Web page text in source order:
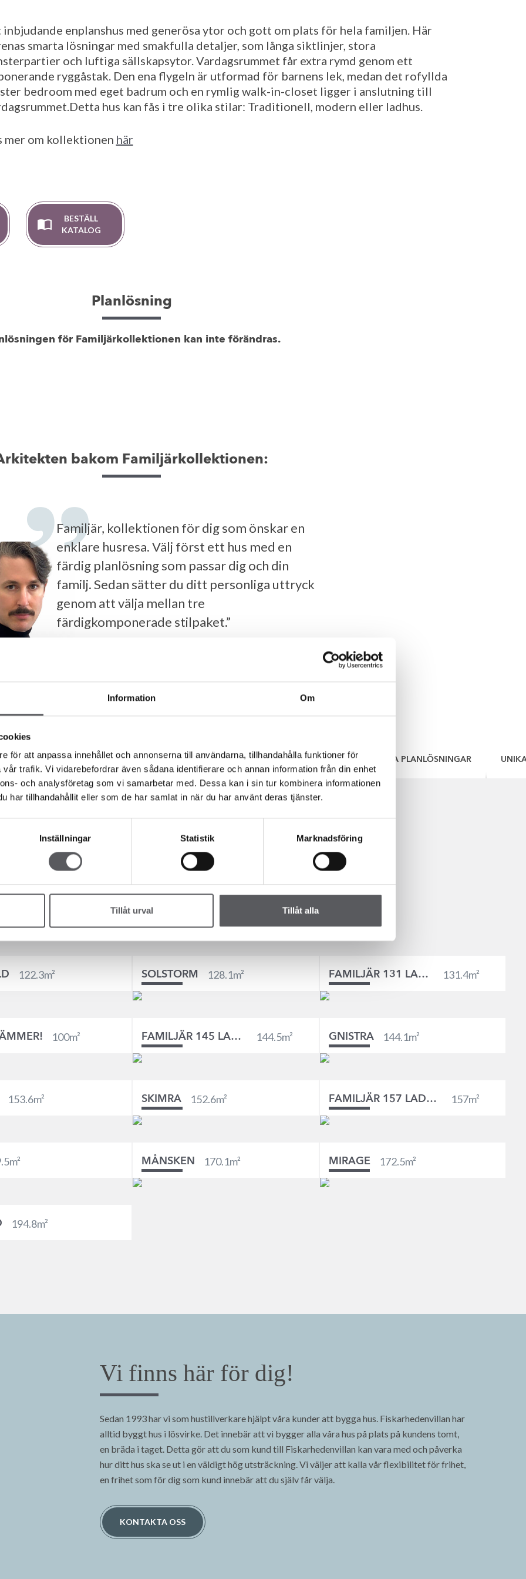
Information Om
för att anpassa innehållet och annonserna till användarna, tillhandahålla funktioner för
trafik. Vi vidarebefordrar även sådana identifierare och annan information från din enhet
och analysföretag som vi samarbetar med. Dessa kan i sin tur kombinera informationen
har tillhandahållit eller som de har samlat in när du har använt deras tjänster.
Inställningar Statistik Marknadsföring
Tillåt urval Tillåt alla
enplanshus med generösa ytor och gott om plats för hela familjen. Här
smarta lösningar med smakfulla detaljer, som långa siktlinjer, stora
och luftiga sällskapsytor. Vardagsrummet får extra rymd genom ett
ryggåstak. Den ena flygeln är utformad för barnens lek, medan det rofyllda
bedroom med eget badrum och en rymlig walk-in-closet ligger i anslutning till
hus kan fås i tre olika stilar: Traditionell, modern eller ladhus.
mer om kollektionen här
BESTÄLL
KATALOG
Planlösning
för Familjärkollektionen kan inte förändras.
bakom Familjärkollektionen:
Familjär, kollektionen för dig som önskar en
enklare husresa. Välj först ett hus med en
färdig planlösning som passar dig och din
familj. Sedan sätter du ditt personliga uttryck
genom att välja mellan tre
färdigkomponerade stilpaket.”
FRITIDSHUS KOMPLEMENTBOSTADSHUS GARAGE/CARPORTS ÄNDRA I VÅRA PLANLÖSNINGAR
i ladhusstil.
med branta sadeltak och fasader klädda med stående träpanel ger
plåttak som effektfullt reflekterar himlens skiftningar. För ett
lägg till spröjsande fönster och svarta detaljer.
122.3m² SOLSTORM 128.1m² FAMILJÄR 131 LADHUS 131.4m²
100m² FAMILJÄR 145 LADHUS 144.5m² GNISTRA 144.1m²
153.6m² SKIMRA 152.6m² FAMILJÄR 157 LADHUS 157m²
m² MÅNSKEN 170.1m² MIRAGE 172.5m²
194.8m²
Vi finns här för dig!
Sedan 1993 har vi som hustillverkare hjälpt våra kunder att bygga hus. Fiskarhedenvillan har
alltid byggt hus i lösvirke. Det innebär att vi bygger alla våra hus på plats på kundens tomt,
en bräda i taget. Detta gör att du som kund till Fiskarhedenvillan kan vara med och påverka
hur ditt hus ska se ut i en väldigt hög utsträckning. Vi väljer att kalla vår flexibilitet för frihet,
en frihet som för dig som kund innebär att du själv får välja.
KONTAKTA OSS